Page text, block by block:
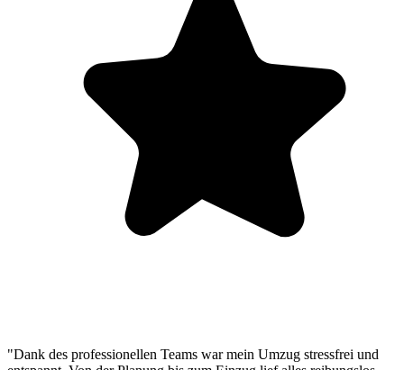
"Dank des professionellen Teams war mein Umzug stressfrei und